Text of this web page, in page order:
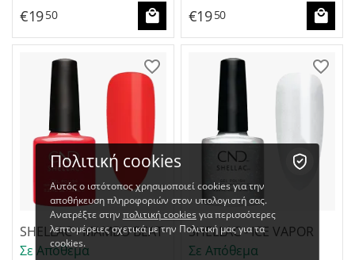
€1950 €1950
SHELLAC - MAMBO BEAT
Σε Απόθεμα
SHELLAC - ICE VAPOR
Σε Απόθεμα
Πολιτική cookies
Αυτός ο ιστότοπος χρησιμοποιεί cookies για την
αποθήκευση πληροφοριών στον υπολογιστή σας.
Ανατρέξτε στην πολιτική cookies για περισσότερες
λεπτομέρειες σχετικά με την Πολιτική μας για τα
cookies.